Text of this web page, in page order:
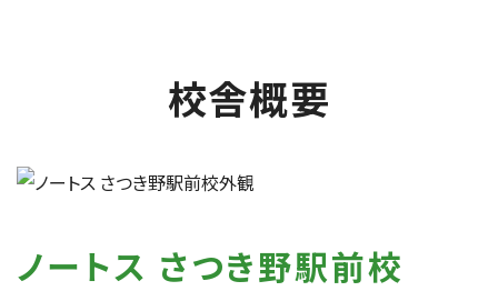
校舎概要
ノートス さつき野駅前校